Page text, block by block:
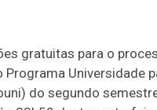
gratuitas para o
Programa Universidade
do segundo